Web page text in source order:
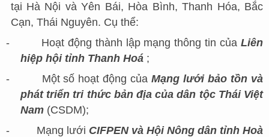
tại Hà Nội và Yên Bái, Hòa Bình, Thanh Hóa, Bắc
Cạn, Thái Nguyên. Cụ thể:
-
Hoạt động thành lập mạng thông tin củaLiên
hiệp hội tỉnh Thanh Hoá ;
-
Một số hoạt động củaMạng lưới bảo tồn và
phát triển tri thức bản địa của dân tộc Thái Việt
Nam (CSDM);
-
Mạng lưới CIFPEN và Hội Nông dân tỉnh Hoà